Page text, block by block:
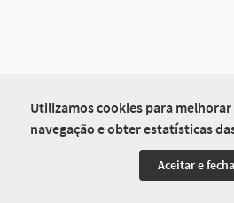
Utilizamos cookies para
navegação e obter estatísticas
Aceitar e